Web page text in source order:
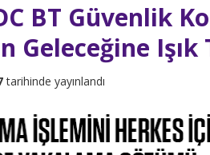
BT Güvenlik
Geleceğine
tarihinde yayınlandı